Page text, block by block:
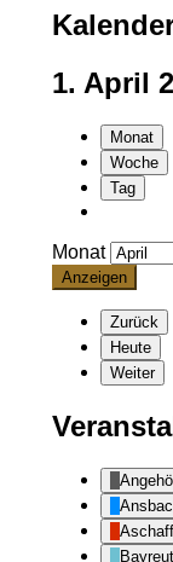
1. April
Monat
Woche
Tag
Monat
Zurück
Heute
Weiter